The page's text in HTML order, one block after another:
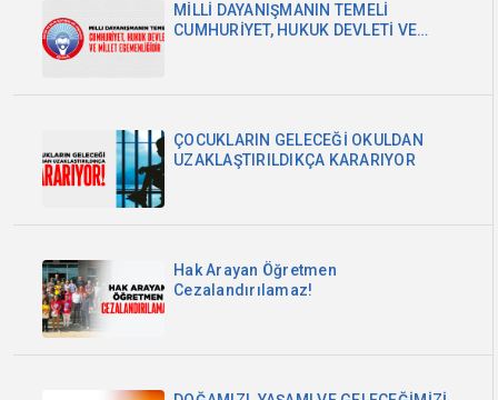
MİLLİ DAYANIŞMANIN TEMELİ
CUMHURİYET, HUKUK DEVLETİ VE
ÇOCUKLARIN GELECEĞİ OKULDAN
UZAKLAŞTIRILDIKÇA KARARIYOR
Hak Arayan Öğretmen
Cezalandırılamaz!